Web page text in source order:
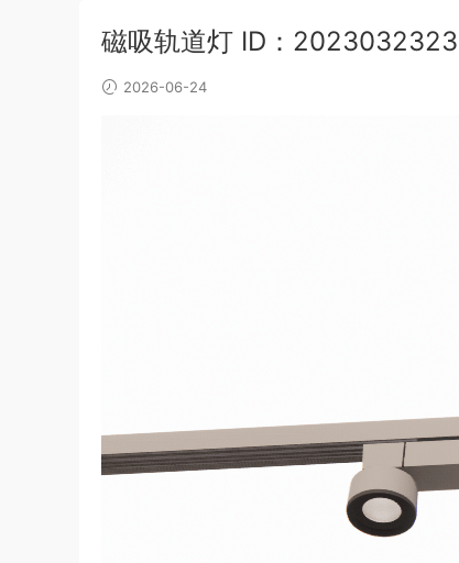
磁吸轨道灯 ID：2023032323
2026-06-24